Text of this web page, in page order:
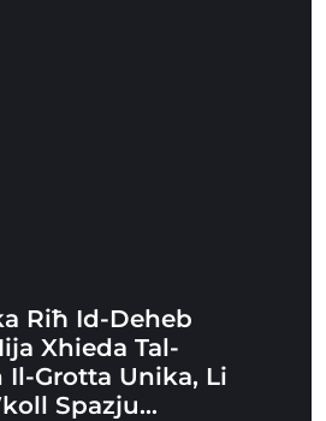
Riħ Id-Deheb
Xhieda Tal-
Il-Grotta Unika, Li
Spazju…